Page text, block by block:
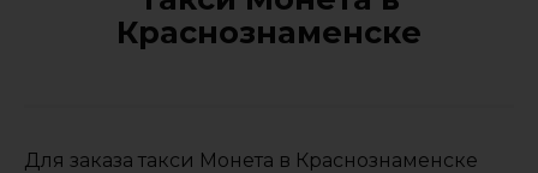
Краснознаменске
Для заказа такси Монета в Краснознаменске